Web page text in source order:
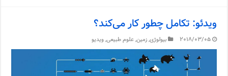
ویدئو: تکامل چطور کار می‌کند؟
2018/03/05 بیولوژی,زمین,علوم طبیعی,ویدیو